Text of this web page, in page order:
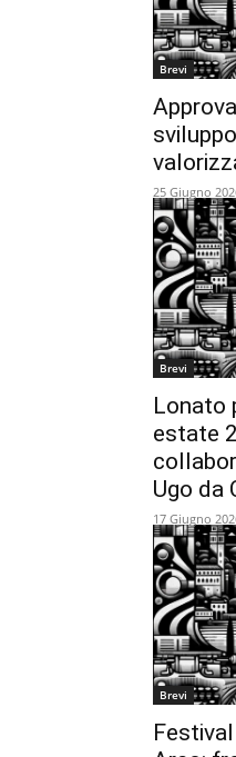
Brevi
25 Giugno
Brevi
Lonato
estate
Ugo da
17 Giugno
Brevi